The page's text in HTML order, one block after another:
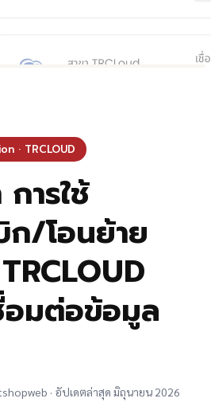
· TRCLOUD
ารใช้
ก/โอนย้าย
อมต่อข้อมูล
· อัปเดตล่าสุด มิถุนายน 2026